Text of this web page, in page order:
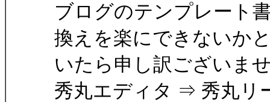
ブログのテンプレート
換えを楽にできないか
いたら申し訳ございま
秀丸エディタ ⇒ 秀丸リ